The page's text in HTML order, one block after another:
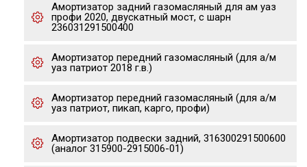
Амортизатор задний газомасляный для ам уаз
профи 2020, двускатный мост, с шарн
236031291500400
Амортизатор передний газомасляный (для а/м
уаз патриот 2018 г.в.)
Амортизатор передний газомасляный (для а/м
уаз патриот, пикап, карго, профи)
Амортизатор подвески задний, 316300291500600
(аналог 315900-2915006-01)